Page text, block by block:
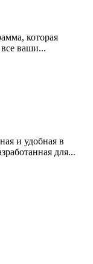
которая
все ваши...
и удобная в
для...